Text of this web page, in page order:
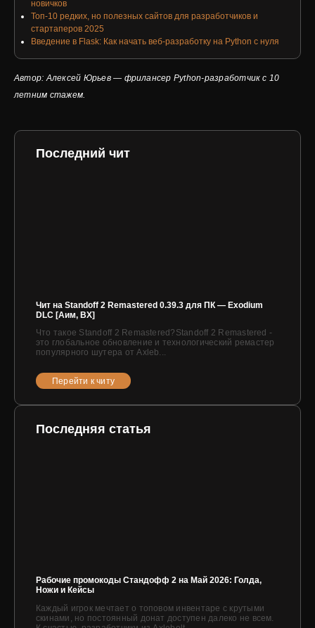
новичков
Топ-10 редких, но полезных сайтов для разработчиков и
стартаперов 2025
Введение в Flask: Как начать веб-разработку на Python с нуля
Автор: Алексей Юрьев — фрилансер Python-разработчик с 10
летним стажем.
Последний чит
Чит на Standoff 2 Remastered 0.39.3 для ПК — Exodium
DLC [Аим, ВХ]
Что такое Standoff 2 Remastered?Standoff 2 Remastered -
это глобальное обновление и технологический ремастер
популярного шутера от Axleb...
Перейти к читу
Последняя статья
Рабочие промокоды Стандофф 2 на Май 2026: Голда,
Ножи и Кейсы
Каждый игрок мечтает о топовом инвентаре с крутыми
скинами, но постоянный донат доступен далеко не всем.